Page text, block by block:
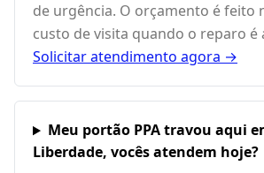
de urgência. O orçamento é feito
custo de visita quando o reparo é
Solicitar atendimento agora →
Meu portão PPA travou aqui
Liberdade, vocês atendem hoje?